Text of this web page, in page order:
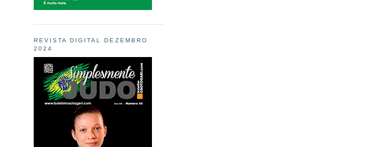
REVISTA DIGITAL DEZEMBRO
2024